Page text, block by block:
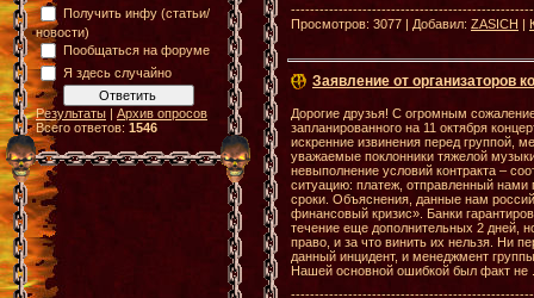
Получить инфу (статьи/
новости)
Пообщаться на форуме
Я здесь случайно
Результаты | Архив опросов
Всего ответов: 1546
Просмотров: 3077 | Добавил: ZASICH |
Заявление от организаторов
Дорогие друзья! С огромным
запланированного на 11 октября
искренние извинения перед группой,
уважаемые поклонники тяжелой
невыполнение условий контракта –
ситуацию: платеж, отправленный нами
сроки. Объяснения, данные нам
финансовый кризис». Банки
течение еще дополнительных 2 дней,
право, и за что винить их нельзя. Ни
данный инцидент, и менеджмент
Нашей основной ошибкой был факт не